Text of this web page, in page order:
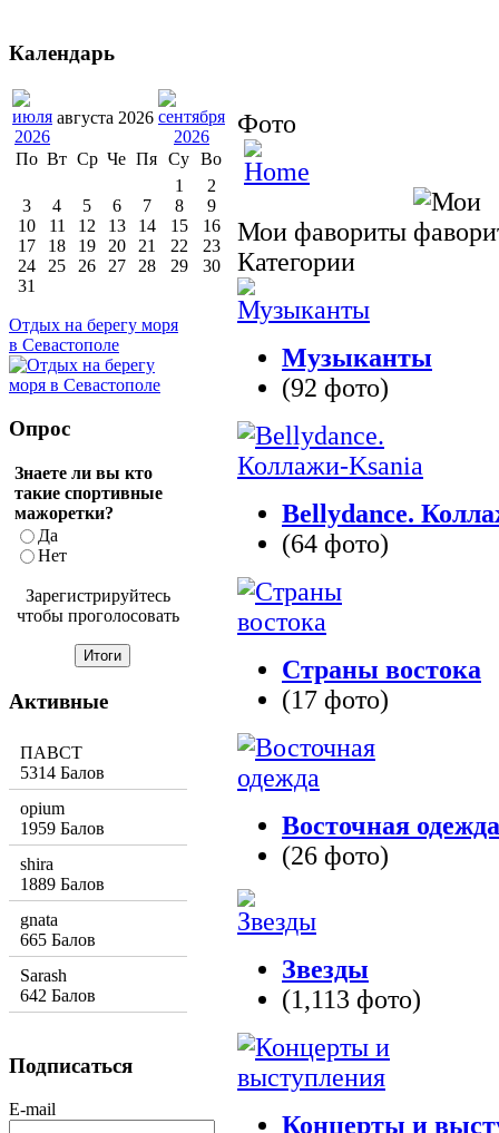
Фото
Мои фавориты
Категории
Музыканты
(92 фото)
Bellydance.
(64 фото)
Страны востока
(17 фото)
Восточная одежда
(26 фото)
Звезды
(1,113 фото)
Концерты и
Календарь
августа 2026
По Вт Ср Че Пя Су Во
1
2
3
4 5 6 7 8
9
10
11 12 13 14 15
16
17
18 19 20 21 22
23
24
25 26 27 28 29
30
31
Отдых на берегу моря
в Севастополе
Опрос
Знаете ли вы кто
такие спортивные
мажоретки?
Да
Нет
Зарегистрируйтесь
чтобы проголосовать
Активные
ПАВСТ
5314 Балов
opium
1959 Балов
shira
1889 Балов
gnata
665 Балов
Sarash
642 Балов
Подписаться
E-mail